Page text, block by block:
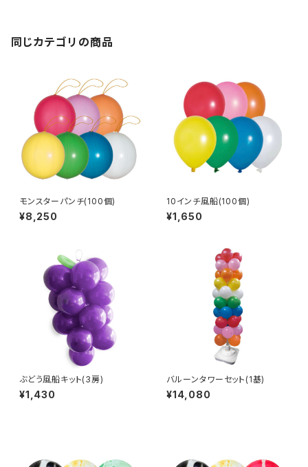
同じカテゴリの商品
モンスターパンチ(100個)
¥8,250
10インチ風船(100個)
¥1,650
ぶどう風船キット(3房)
¥1,430
バルーンタワーセット(1基)
¥14,080